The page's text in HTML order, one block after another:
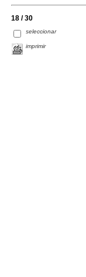
18 / 30
seleccionar
imprimir